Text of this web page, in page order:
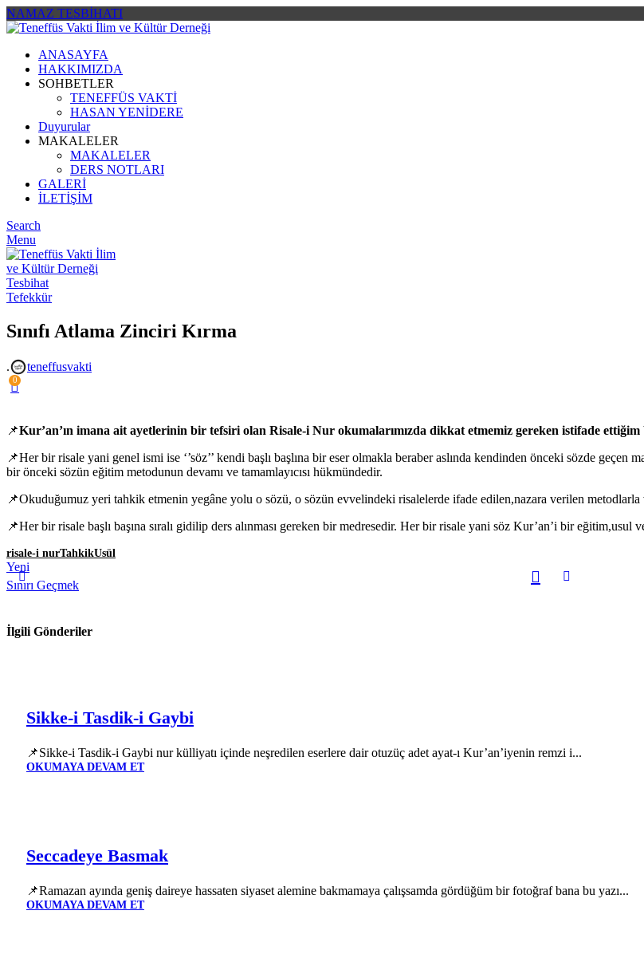
NAMAZ TESBİHATI
ANASAYFA
HAKKIMIZDA
SOHBETLER
TENEFFÜS VAKTİ
HASAN YENİDERE
Duyurular
MAKALELER
MAKALELER
DERS NOTLARI
GALERİ
İLETİŞİM
Search
Menu
Tesbihat
Tefekkür
Sınıfı Atlama Zinciri Kırma
. teneffusvakti
0
📌Kur’an’ın imana ait ayetlerinin bir tefsiri olan Risale-i Nur okumalarımızda dikkat etmemiz gereken istifade
📌Her bir risale yani genel ismi ise ‘’söz’’ kendi başlı başlına bir eser olmakla beraber aslında kendinden önceki sözde geçen
bir önceki sözün eğitim metodunun devamı ve tamamlayıcısı hükmündedir.
📌Okuduğumuz yeri tahkik etmenin yegâne yolu o sözü, o sözün evvelindeki risalelerde ifade edilen,nazara verilen
📌Her bir risale başlı başına sıralı gidilip ders alınması gereken bir medresedir. Her bir risale yani söz Kur’an’i bir
risale-i nurTahkikUsül
Yeni
Sınırı Geçmek
İlgili Gönderiler
Sikke-i Tasdik-i Gaybi
📌Sikke-i Tasdik-i Gaybi nur külliyatı içinde neşredilen eserlere dair otuzüç adet ayat-ı Kur’an’iyenin remzi i...
OKUMAYA DEVAM ET
Seccadeye Basmak
📌Ramazan ayında geniş daireye hassaten siyaset alemine bakmamaya çalışsamda gördüğüm bir fotoğraf bana bu yazı...
OKUMAYA DEVAM ET